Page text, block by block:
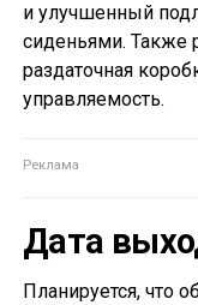
и улучшенный
сиденьями. Также
раздаточная
управляемость.
Дата
Планируется, что